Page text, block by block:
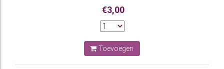
€3,00
Toevoegen